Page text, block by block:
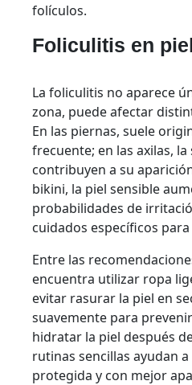
folículos.
Foliculitis en
La foliculitis no aparece
zona, puede afectar
En las piernas, suele
frecuente; en las axilas,
contribuyen a su
bikini, la piel sensible
probabilidades de
cuidados específicos
Entre las
encuentra utilizar ropa
evitar rasurar la piel en
suavemente para
hidratar la piel después
rutinas sencillas ayudan
protegida y con mejor